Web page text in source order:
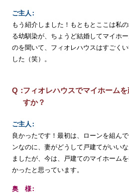
ご主人
もう紹介しました！もともとここは私
る幼馴染が、ちょうど結婚してマイホ
のを聞いて、フィオレハウスはすごく
した（笑）。
フィオレハウスでマイホーム
すか？
ご主人
良かったです！最初は、ローンを組ん
ンなのに、妻がどうして戸建てがいい
ましたが、今は、戸建てのマイホーム
かったと思っています。
奥
様